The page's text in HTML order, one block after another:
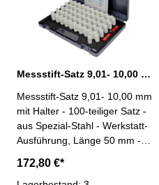
Messstift-Satz 9,01- 10,00 mm 100 tlg. mit Halter
Messstift-Satz 9,01- 10,00 mm
mit Halter - 100-teiliger Satz -
aus Spezial-Stahl - Werkstatt-
Ausführung, Länge 50 mm -
Stufung 0,01 mm - mit
172,80 €*